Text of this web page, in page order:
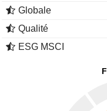
Globale
Qualité
ESG MSCI